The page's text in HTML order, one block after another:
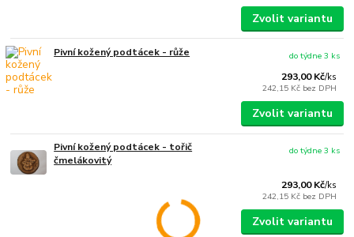
Zvolit variantu
Pivní kožený podtácek - růže
293,00 Kč/ks
242,15 Kč bez DPH
do týdne 3 ks
Zvolit variantu
Pivní kožený podtácek - tořič
čmelákovitý
293,00 Kč/ks
242,15 Kč bez DPH
do týdne 3 ks
Zvolit variantu